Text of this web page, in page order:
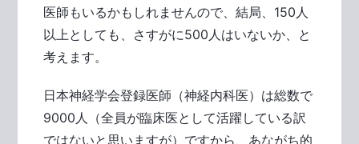
医師もいるかもしれませんので、結局、150人
以上としても、さすがに500人はいないか、と
考えます。
日本神経学会登録医師（神経内科医）は総数で
9000人（全員が臨床医として活躍している訳
ではないと思いますが）ですから、あながち的